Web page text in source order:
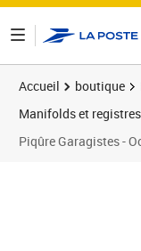
Accueil boutique
Manifolds et registres
Piqûre Garagistes -